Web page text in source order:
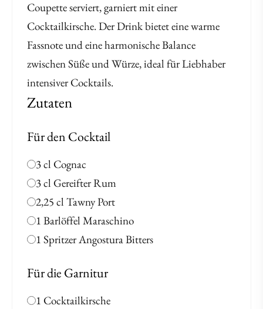
Coupette serviert, garniert mit einer
Cocktailkirsche. Der Drink bietet eine warme
Fassnote und eine harmonische Balance
zwischen Süße und Würze, ideal für Liebhaber
intensiver Cocktails.
Zutaten
Für den Cocktail
3 cl Cognac
3 cl Gereifter Rum
2,25 cl Tawny Port
1 Barlöffel Maraschino
1 Spritzer Angostura Bitters
Für die Garnitur
1 Cocktailkirsche